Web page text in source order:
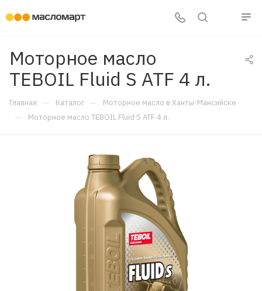
Моторное масло
TEBOIL Fluid S ATF 4 л.
Главная — Каталог — Моторное масло в Ханты-Мансийске
— Моторное масло TEBOIL Fluid S ATF 4 л.